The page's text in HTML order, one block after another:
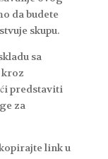
da budete
skupu.
sa
kroz
predstaviti
za
link u